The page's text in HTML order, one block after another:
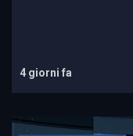
4 giorni fa